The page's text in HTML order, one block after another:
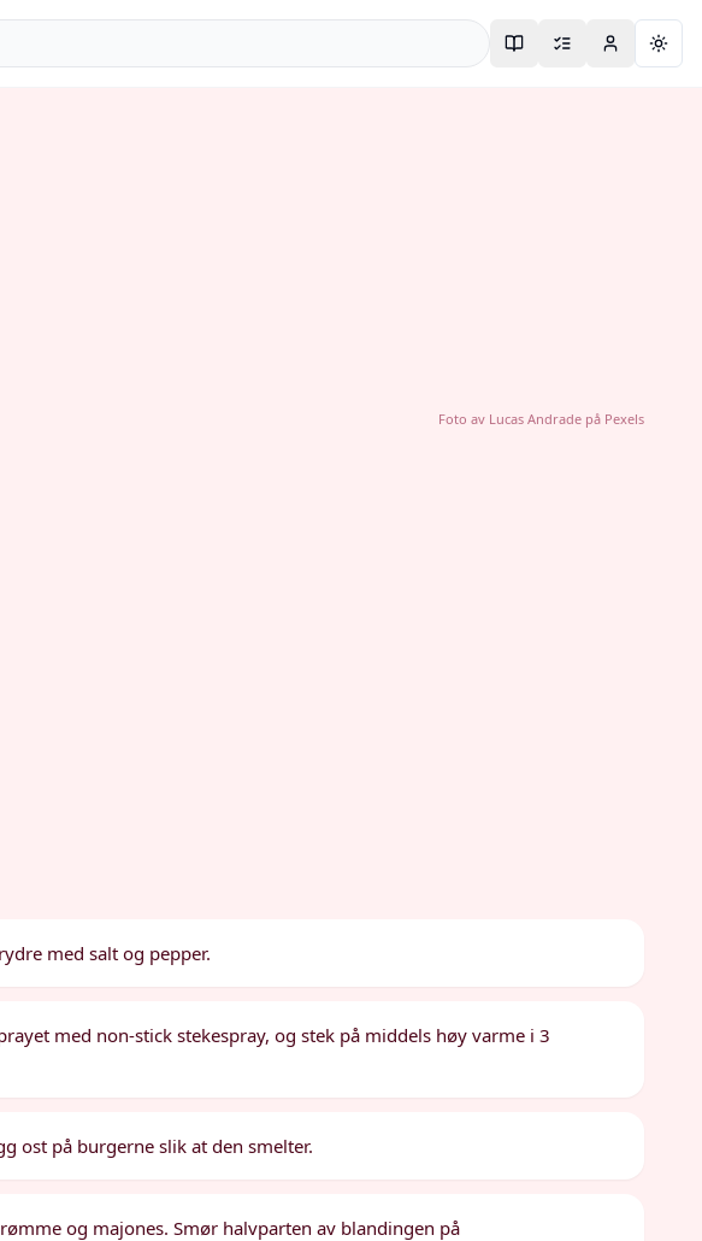
Foto av Lucas Andradepå Pexels
med salt og pepper.
med non-stick stekespray, og stek på middels høy varme i 3
ost på burgerne slik at den smelter.
og majones. Smør halvparten av blandingen på